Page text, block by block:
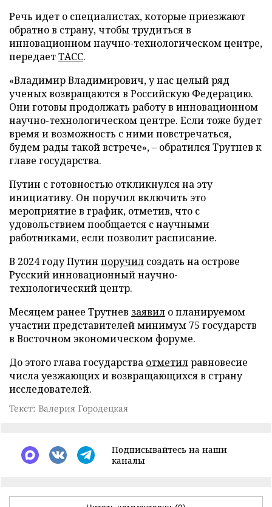
Речь идет о специалистах, которые приезжают
обратно в страну, чтобы трудиться в
инновационном научно-технологическом центре,
передаетТАСС.
«Владимир Владимирович, у нас целый ряд
ученых возвращаются в Российскую Федерацию.
Они готовы продолжать работу в инновационном
научно-технологическом центре. Если тоже будет
время и возможность с ними повстречаться,
будем рады такой встрече», – обратился Трутнев к
главе государства.
Путин с готовностью откликнулся на эту
инициативу. Он поручил включить это
мероприятие в график, отметив, что с
удовольствием пообщается с научными
работниками, если позволит расписание.
В 2024 году Путин поручил создать на острове
Русский инновационный научно-
технологический центр.
Месяцем ранее Трутнев заявил о планируемом
участии представителей минимум 75 государств
в Восточном экономическом форуме.
До этого глава государства отметилравновесие
числа уезжающих и возвращающихся в страну
исследователей.
Текст: Валерия Городецкая
Подписывайтесь на наши
каналы